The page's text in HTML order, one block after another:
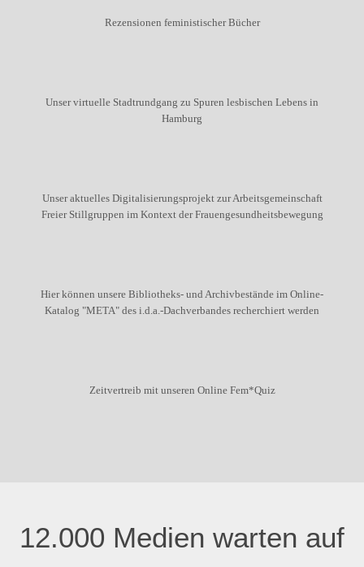
Rezensionen feministischer Bücher
Unser virtuelle Stadtrundgang zu Spuren lesbischen Lebens in
Hamburg
Unser aktuelles Digitalisierungsprojekt zur Arbeitsgemeinschaft
Freier Stillgruppen im Kontext der Frauengesundheitsbewegung
Hier können unsere Bibliotheks- und Archivbestände im Online-
Katalog "META" des i.d.a.-Dachverbandes recherchiert werden
Zeitvertreib mit unseren Online Fem*Quiz
12.000 Medien warten auf